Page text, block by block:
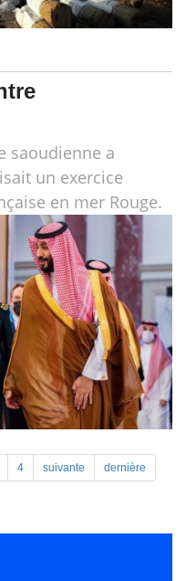
saoudienne a
un exercice
en mer Rouge.
4 suivante dernière